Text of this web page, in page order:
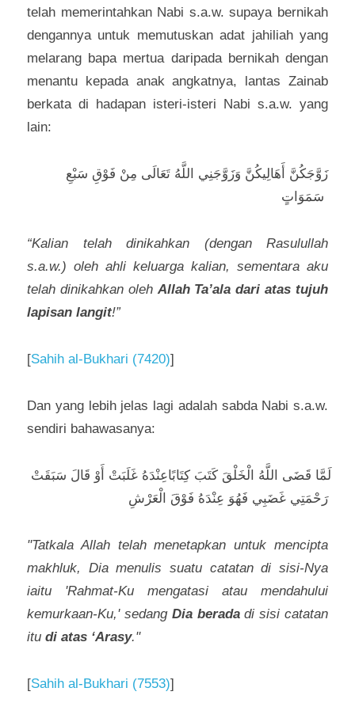
telah memerintahkan Nabi s.a.w. supaya bernikah
dengannya untuk memutuskan adat jahiliah yang
melarang bapa mertua daripada bernikah dengan
menantu kepada anak angkatnya, lantas Zainab
berkata di hadapan isteri-isteri Nabi s.a.w. yang
lain:
“Kalian telah dinikahkan (dengan Rasulullah
s.a.w.) oleh ahli keluarga kalian, sementara aku
telah dinikahkan oleh Allah Ta’ala dari atas tujuh
lapisan langit!”
[Sahih al-Bukhari (7420)]
Dan yang lebih jelas lagi adalah sabda Nabi s.a.w.
sendiri bahawasanya:
رَحْمَتِي غَضَبِي فَهُوَ عِنْدَهُ فَوْقَ الْعَرْشِ
"Tatkala Allah telah menetapkan untuk mencipta
makhluk, Dia menulis suatu catatan di sisi-Nya
iaitu 'Rahmat-Ku mengatasi atau mendahului
kemurkaan-Ku,' sedang Dia berada di sisi catatan
itu di atas ‘Arasy."
[Sahih al-Bukhari (7553)]